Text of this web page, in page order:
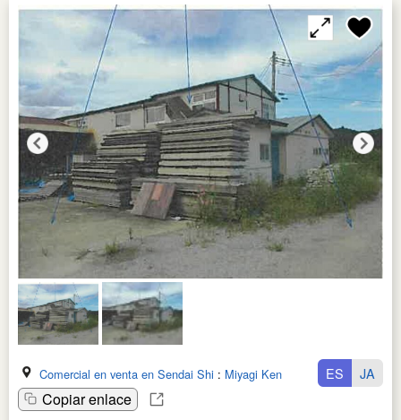
Comercial en venta en Sendai Shi : Miyagi Ken
Copiar enlace
ES JA